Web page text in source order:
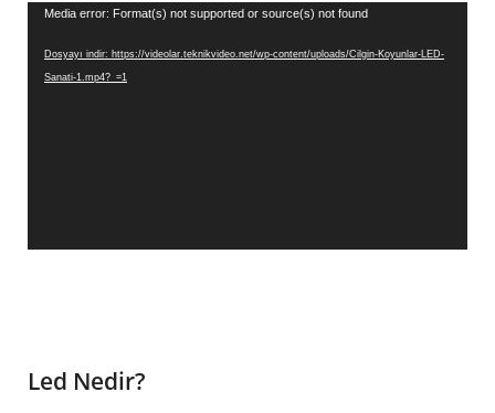
Video
Media error: Format(s) not supported or source(s) not found
Dosyayı indir: https://videolar.teknikvideo.net/wp-content/uploads/Cilgin-Koyunlar-LED-
Sanati-1.mp4?_=1
Led Nedir?